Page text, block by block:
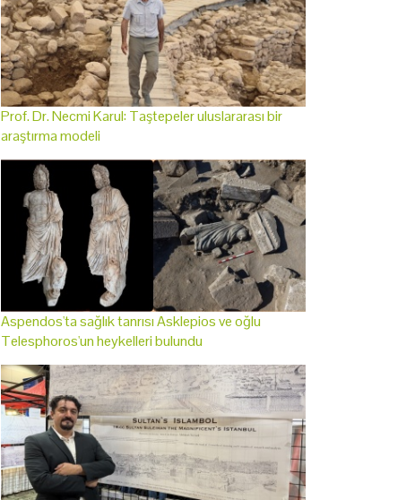
Prof. Dr. Necmi Karul: Taştepeler uluslararası bir
araştırma modeli
Aspendos'ta sağlık tanrısı Asklepios ve oğlu
Telesphoros'un heykelleri bulundu